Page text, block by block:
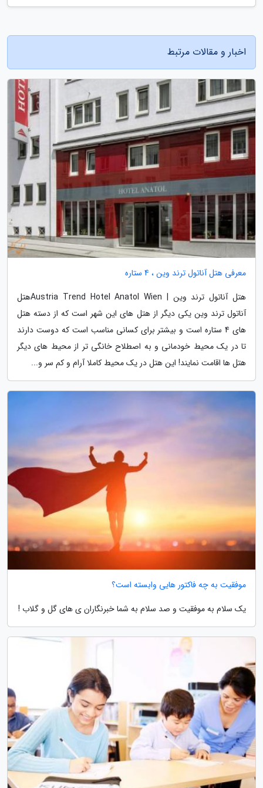
اخبار و مقالات مرتبط
معرفی هتل آناتول ترند وین ، 4 ستاره
هتل آناتول ترند وین | Austria Trend Hotel Anatol Wienهتل
آناتول ترند وین یکی دیگر از هتل های این شهر است که از دسته هتل
های 4 ستاره است و بیشتر برای کسانی مناسب است که دوست دارند
تا در یک محیط خودمانی و به اصطلاح خانگی تر از محیط های دیگر
هتل ها اقامت نمایند! این هتل در یک محیط کاملا آرام و کم سر و...
موفقیت به چه فاکتور هایی وابسته است؟
یک سلام به موفقیت و صد سلام به شما خبرنگاران ی های گل و گلاب !